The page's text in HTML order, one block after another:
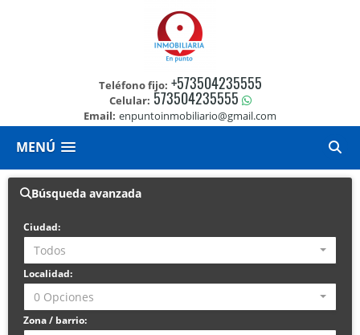
Teléfono fijo: +573504235555
Celular: 573504235555
Email: enpuntoinmobiliario@gmail.com
MENÚ
Búsqueda avanzada
Ciudad:
Todos
Localidad:
0 Opciones
Zona / barrio: